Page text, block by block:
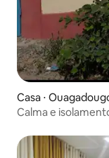
Casa ⋅
Calma e